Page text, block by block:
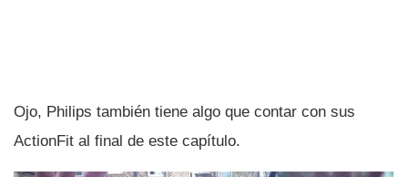
Ojo, Philips también tiene algo que contar con sus
ActionFit al final de este capí­tulo.